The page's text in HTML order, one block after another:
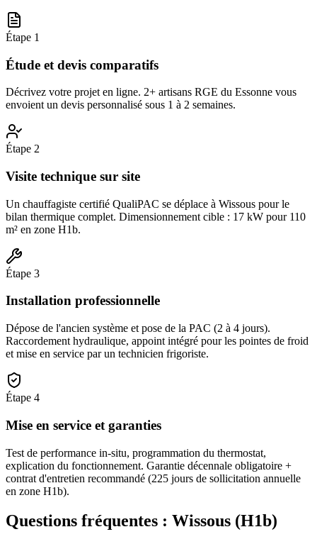
Étape 1
Étude et devis comparatifs
Décrivez votre projet en ligne. 2+ artisans RGE du Essonne vous
envoient un devis personnalisé sous 1 à 2 semaines.
Étape 2
Visite technique sur site
Un chauffagiste certifié QualiPAC se déplace à Wissous pour le
bilan thermique complet. Dimensionnement cible : 17 kW pour 110
m² en zone H1b.
Étape 3
Installation professionnelle
Dépose de l'ancien système et pose de la PAC (2 à 4 jours).
Raccordement hydraulique, appoint intégré pour les pointes de froid
et mise en service par un technicien frigoriste.
Étape 4
Mise en service et garanties
Test de performance in-situ, programmation du thermostat,
explication du fonctionnement. Garantie décennale obligatoire +
contrat d'entretien recommandé (225 jours de sollicitation annuelle
en zone H1b).
Questions fréquentes : Wissous (H1b)